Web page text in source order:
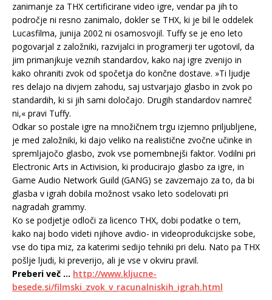
zanimanje za THX certificirane video igre, vendar pa jih to
področje ni resno zanimalo, dokler se THX, ki je bil le oddelek
Lucasfilma, junija 2002 ni osamosvojil. Tuffy se je eno leto
pogovarjal z založniki, razvijalci in programerji ter ugotovil, da
jim primanjkuje veznih standardov, kako naj igre zvenijo in
kako ohraniti zvok od spočetja do končne dostave. »Ti ljudje
res delajo na divjem zahodu, saj ustvarjajo glasbo in zvok po
standardih, ki si jih sami določajo. Drugih standardov namreč
ni,« pravi Tuffy.
Odkar so postale igre na množičnem trgu izjemno priljubljene,
je med založniki, ki dajo veliko na realistične zvočne učinke in
spremljajočo glasbo, zvok vse pomembnejši faktor. Vodilni pri
Electronic Arts in Activision, ki producirajo glasbo za igre, in
Game Audio Network Guild (GANG) se zavzemajo za to, da bi
glasba v igrah dobila možnost vsako leto sodelovati pri
nagradah grammy.
Ko se podjetje odloči za licenco THX, dobi podatke o tem,
kako naj bodo videti njihove avdio- in videoprodukcijske sobe,
vse do tipa miz, za katerimi sedijo tehniki pri delu. Nato pa THX
pošlje ljudi, ki preverijo, ali je vse v okviru pravil.
Preberi več … http://www.kljucne-
besede.si/filmski_zvok_v_racunalniskih_igrah.html